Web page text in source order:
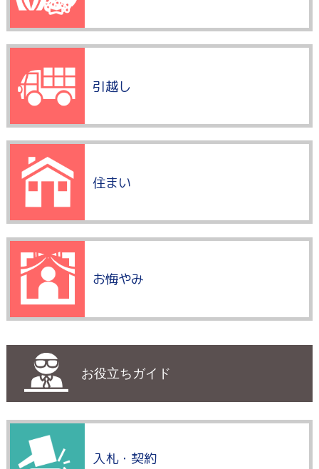
引越し
住まい
お悔やみ
お役立ちガイド
入札・契約